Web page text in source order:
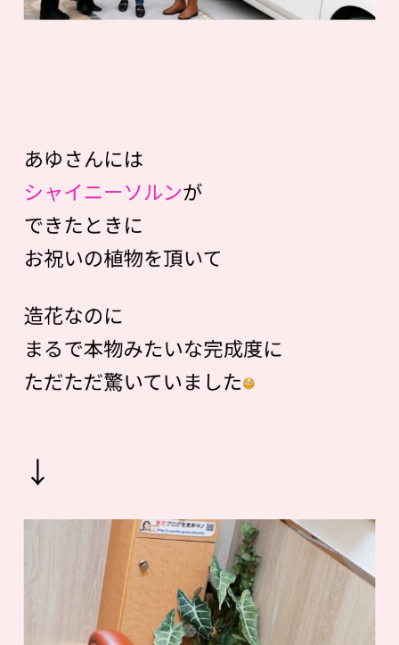
あゆさんには
シャイニーソルンが
できたときに
お祝いの植物を頂いて
造花なのに
まるで本物みたいな完成度に
ただただ驚いていました
↓